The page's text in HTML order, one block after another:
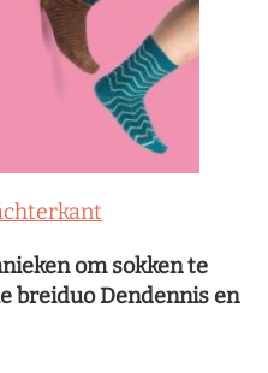
om sokken te
breiduo Dendennis en